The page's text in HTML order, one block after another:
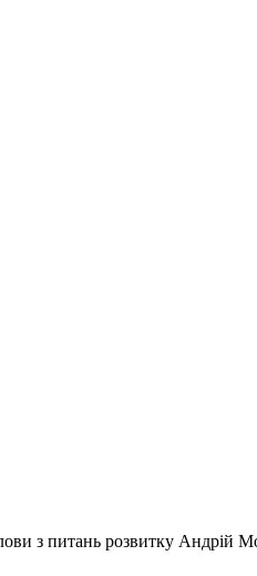
з питань розвитку Андрій